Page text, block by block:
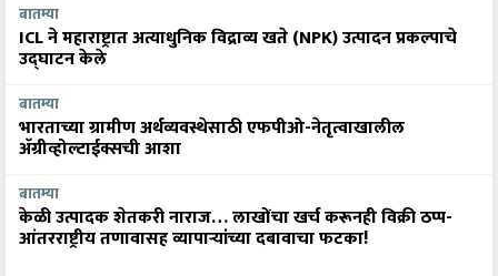
बातम्या
ICL ने महाराष्ट्रात अत्याधुनिक विद्राव्य खते (NPK) उत्पादन प्रकल्पाचे
उद्घाटन केले
बातम्या
भारताच्या ग्रामीण अर्थव्यवस्थेसाठी एफपीओ-नेतृत्वाखालील
अ‍ॅग्रीव्होल्टाईक्सची आशा
बातम्या
केळी उत्पादक शेतकरी नाराज… लाखोंचा खर्च करूनही विक्री ठप्प-
आंतरराष्ट्रीय तणावासह व्यापाऱ्यांच्या दबावाचा फटका!